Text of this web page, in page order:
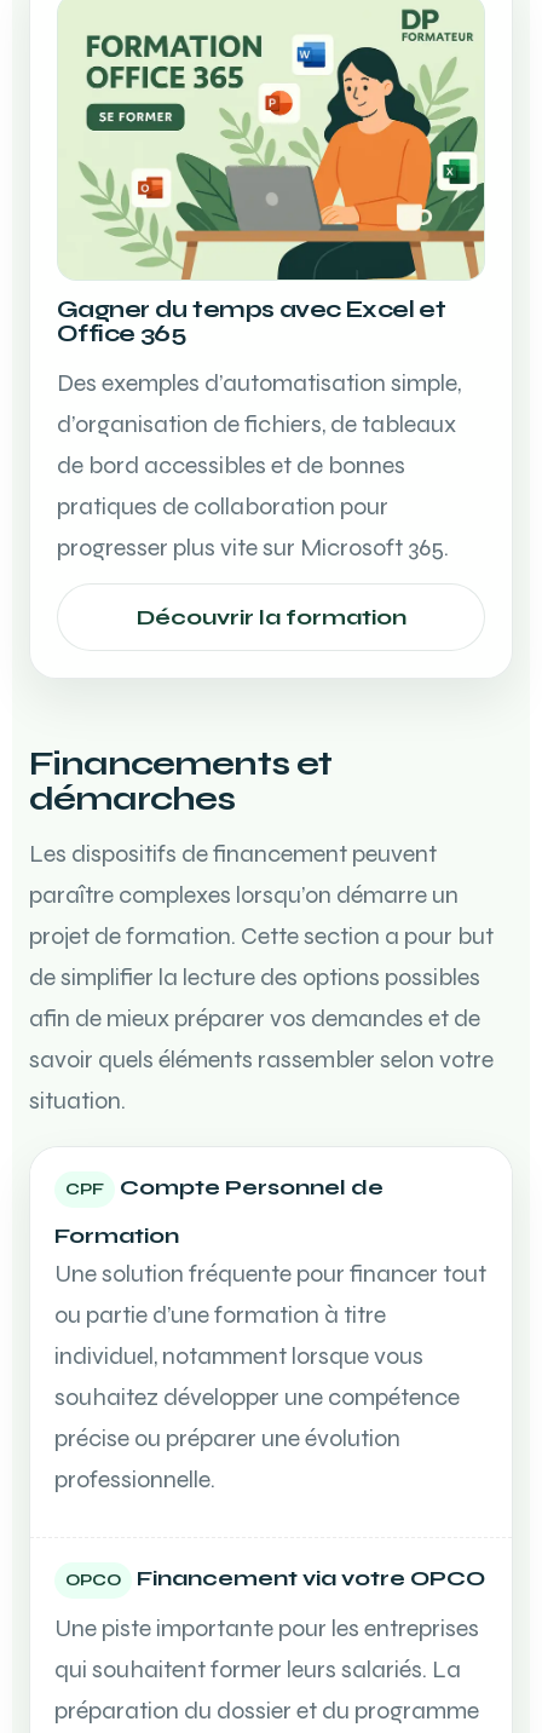
Gagner du temps avec Excel et
Office 365
Des exemples d’automatisation simple,
d’organisation de fichiers, de tableaux
de bord accessibles et de bonnes
pratiques de collaboration pour
progresser plus vite sur Microsoft 365.
Découvrir la formation
Financements et
démarches
Les dispositifs de financement peuvent
paraître complexes lorsqu’on démarre un
projet de formation. Cette section a pour but
de simplifier la lecture des options possibles
afin de mieux préparer vos demandes et de
savoir quels éléments rassembler selon votre
situation.
CPF
Compte Personnel de
Formation
Une solution fréquente pour financer tout
ou partie d’une formation à titre
individuel, notamment lorsque vous
souhaitez développer une compétence
précise ou préparer une évolution
professionnelle.
OPCO Financement via votre OPCO
Une piste importante pour les entreprises
qui souhaitent former leurs salariés. La
préparation du dossier et du programme